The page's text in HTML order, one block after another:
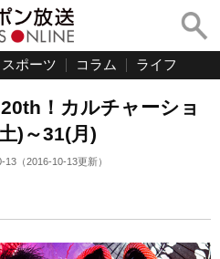
スポーツ コラム ライフ
！カルチャーショ
)～31(月)
13 （2016-10-13更新）